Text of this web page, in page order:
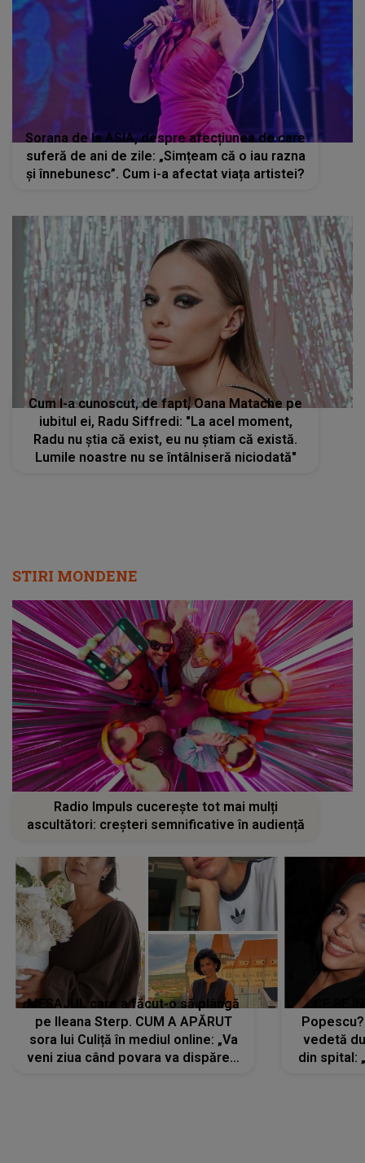
Sorana de la ASIA, despre afecțiunea de care
suferă de ani de zile: „Simțeam că o iau razna
și înnebunesc”. Cum i-a afectat viața artistei?
Cum l-a cunoscut, de fapt, Oana Matache pe
iubitul ei, Radu Siffredi: "La acel moment,
Radu nu știa că exist, eu nu știam că există.
Lumile noastre nu se întâlniseră niciodată"
STIRI MONDENE
Radio Impuls cucerește tot mai mulți
ascultători: creșteri semnificative în audiență
MESAJUL care a făcut-o să plângă
pe Ileana Sterp. CUM A APĂRUT
sora lui Culiță în mediul online: „Va
veni ziua când povara va dispărea,
vedetă
din spital: